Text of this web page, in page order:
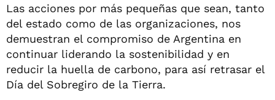
Las acciones por más pequeñas que sean, tanto
del estado como de las organizaciones, nos
demuestran el compromiso de Argentina en
continuar liderando la sostenibilidad y en
reducir la huella de carbono, para así retrasar el
Día del Sobregiro de la Tierra.